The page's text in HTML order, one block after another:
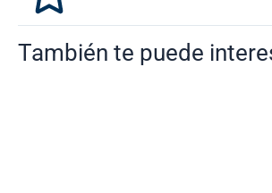
También te puede